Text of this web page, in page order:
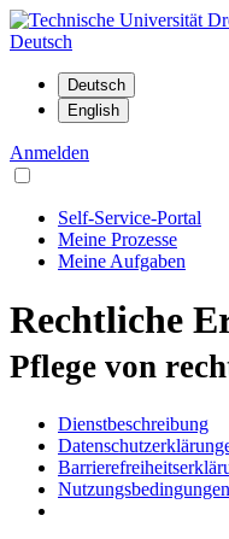
Deutsch
Anmelden
Self-Service-Portal
Meine Prozesse
Meine Aufgaben
Rechtliche
Pflege von
Dienstbeschreibung
Nutzungsbedingungen